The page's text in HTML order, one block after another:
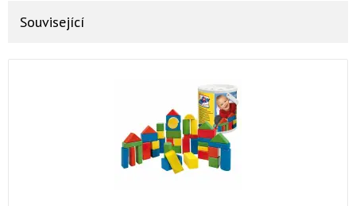
Související